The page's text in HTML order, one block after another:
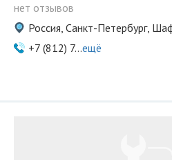
нет отзывов
Россия, Санкт-Петербург,
+7 (812) 7...ещё